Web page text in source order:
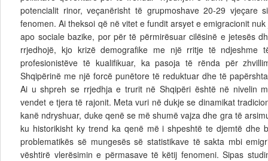
potencialit rinor, veçanërisht të grupmoshave 20-29 vjeçare
fenomen. Ai theksoi që në vitet e fundit arsyet e emigracionit
apo sociale bazike, por për të përmirësuar cilësinë e jetesës
rrjedhojë, kjo krizë demografike me një rritje të ndjeshme
profesionistëve të kualifikuar, ka pasoja të rënda për
Shqipërinë me një forcë punëtore të reduktuar dhe të
Ai u shpreh se rrjedhja e trurit në Shqipëri është në nivelin
vendet e tjera të rajonit. Meta vuri në dukje se dinamikat
kanë ndryshuar, duke qenë se më shumë vajza dhe gra të
ku historikisht ky trend ka qenë më i shpeshtë te djemtë dhe
problematikës së mungesës së statistikave të sakta mbi
vështirë vlerësimin e përmasave të këtij fenomeni. Sipas